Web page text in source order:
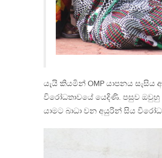
යැයි කියමින් OMP යාපනය
විරෝධතාවයේ යෙදිණි. පසුව ඔවුහු
යාමට බාධා වන අයුරින් සිය